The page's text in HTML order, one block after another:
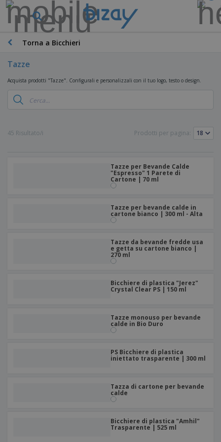
Torna a Bicchieri
Tazze
Acquista prodotti "Tazze". Configurali e personalizzali con il tuo logo, testo o design.
45 Risultato/i Prodotti per pagina:
Tazze per Bevande Calde
"Espresso" 1 Parete di
Cartone | 70 ml
Tazze per bevande calde in
cartone bianco | 300 ml - Alta
Tazze da bevande fredde usa
e getta su cartone bianco |
270 ml
Bicchiere di plastica "Jerez"
Crystal Clear PS | 150 ml
Tazze monouso per bevande
calde in Bio Duro
PS Bicchiere di plastica
iniettato trasparente | 300 ml
Tazza di cartone per bevande
calde
Bicchiere di plastica "Amhil"
Trasparente | 525 ml